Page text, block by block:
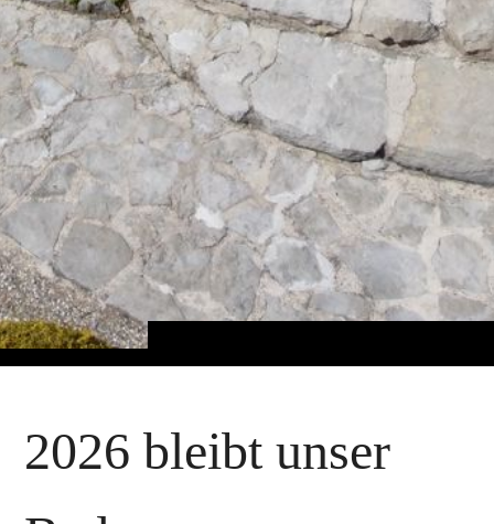
2026 bleibt unser